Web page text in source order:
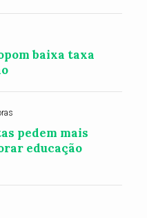
baixa taxa
pedem mais
educação